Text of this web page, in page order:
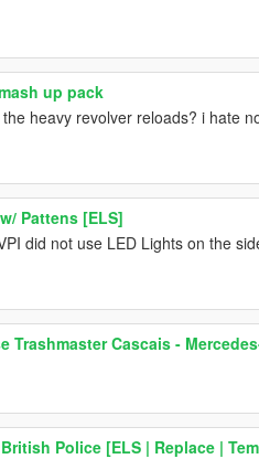
up pack
heavy revolver reloads? i hate
Pattens [ELS]
did not use LED Lights on the
Trashmaster Cascais -
Police [ELS | Replace |